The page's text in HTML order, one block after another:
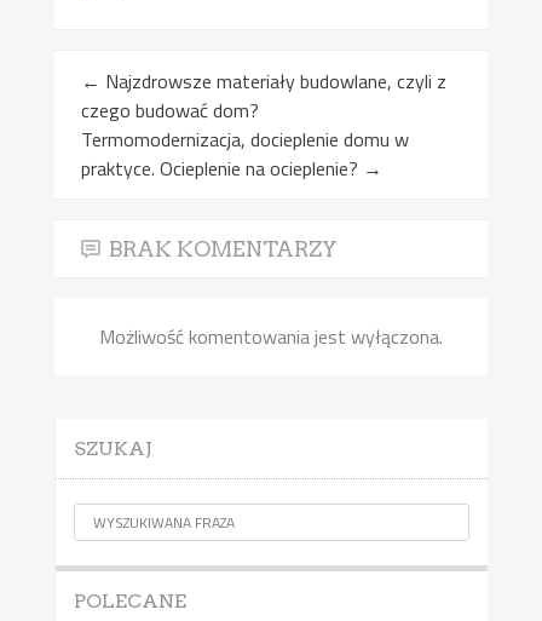
← Najzdrowsze materiały budowlane, czyli z
czego budować dom?
Termomodernizacja, docieplenie domu w
praktyce. Ocieplenie na ocieplenie? →
BRAK KOMENTARZY
Możliwość komentowania jest wyłączona.
SZUKAJ
POLECANE